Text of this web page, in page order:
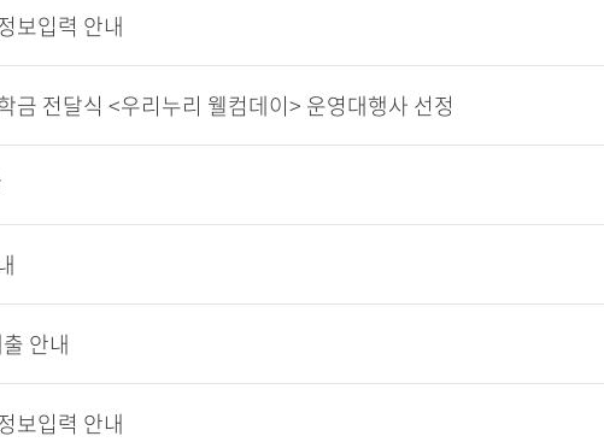
보입력 안내
전달식 <우리누리 웰컴데이> 운영대행사 선정
안내
보입력 안내